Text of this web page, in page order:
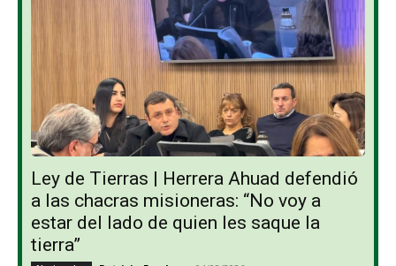
Ley de Tierras | Herrera Ahuad defendió
a las chacras misioneras: “No voy a
estar del lado de quien les saque la
tierra”